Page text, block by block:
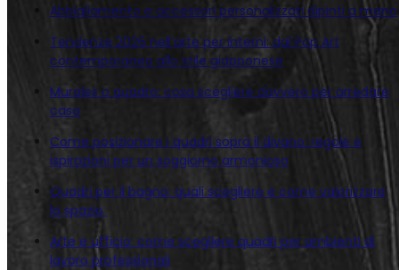
Abbigliamento e accessori personalizzati dipinti a mano
Tendenze 2026 nell’arte per interni: dal Pop Art
contemporaneo allo stile giapponese
Murales o quadro: cosa scegliere davvero per arredare
casa
Come posizionare i quadri sopra il divano: regole e
ispirazioni per un soggiorno armonioso
Quadri per il bagno: quali scegliere e come valorizzare
lo spazio
Arte e ufficio: come scegliere quadri per ambienti di
lavoro professionali